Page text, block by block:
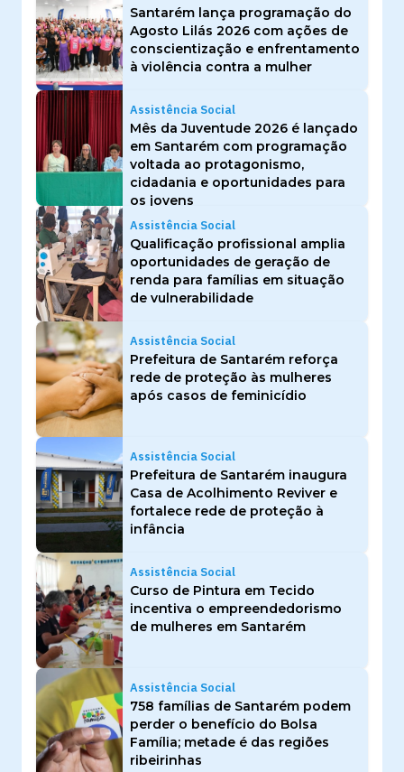
Santarém lança programação do
Agosto Lilás 2026 com ações de
conscientização e enfrentamento
à violência contra a mulher
Assistência Social
Mês da Juventude 2026 é lançado
em Santarém com programação
voltada ao protagonismo,
cidadania e oportunidades para
os jovens
Assistência Social
Qualificação profissional amplia
oportunidades de geração de
renda para famílias em situação
de vulnerabilidade
Assistência Social
Prefeitura de Santarém reforça
rede de proteção às mulheres
após casos de feminicídio
Assistência Social
Prefeitura de Santarém inaugura
Casa de Acolhimento Reviver e
fortalece rede de proteção à
infância
Assistência Social
Curso de Pintura em Tecido
incentiva o empreendedorismo
de mulheres em Santarém
Assistência Social
758 famílias de Santarém podem
perder o benefício do Bolsa
Família; metade é das regiões
ribeirinhas